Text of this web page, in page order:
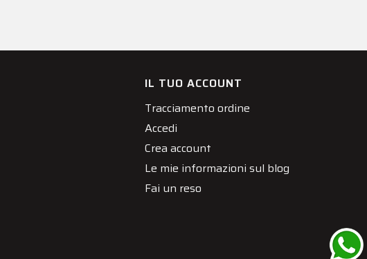
IL TUO ACCOUNT
Tracciamento ordine
Accedi
Crea account
Le mie informazioni sul blog
Fai un reso